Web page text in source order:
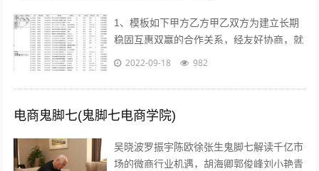
1、模板如下甲方乙方甲乙双方为建立长期
稳固互惠双赢的合作关系，经友好协商，就
具体合作事宜达成如下协议一合作期限，本
2022-09-18 982
电商鬼脚七(鬼脚七电商学院)
吴晓波罗振宇陈欧徐张生鬼脚七解读千亿市
场的微商行业机遇，胡海卿郭俊峰刘小艳青